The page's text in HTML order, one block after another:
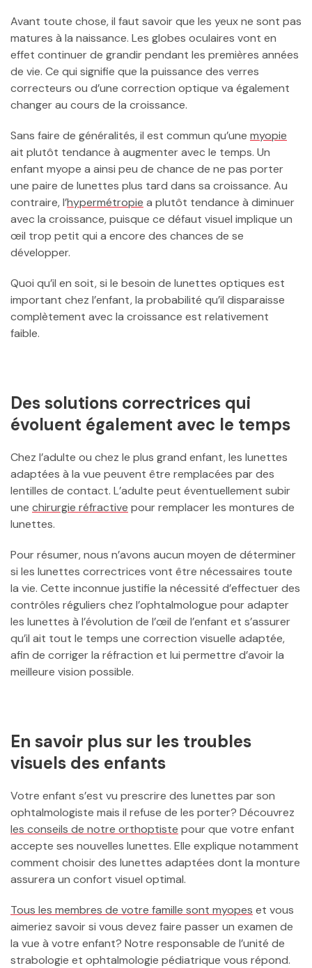
Avant toute chose, il faut savoir que les yeux ne sont pas
matures à la naissance. Les globes oculaires vont en
effet continuer de grandir pendant les premières années
de vie. Ce qui signifie que la puissance des verres
correcteurs ou d’une correction optique va également
changer au cours de la croissance.
Sans faire de généralités, il est commun qu’une myopie
ait plutôt tendance à augmenter avec le temps. Un
enfant myope a ainsi peu de chance de ne pas porter
une paire de lunettes plus tard dans sa croissance. Au
contraire, l’hypermétropie a plutôt tendance à diminuer
avec la croissance, puisque ce défaut visuel implique un
œil trop petit qui a encore des chances de se
développer.
Quoi qu’il en soit, si le besoin de lunettes optiques est
important chez l’enfant, la probabilité qu’il disparaisse
complètement avec la croissance est relativement
faible.
Des solutions correctrices qui
évoluent également avec le temps
Chez l’adulte ou chez le plus grand enfant, les lunettes
adaptées à la vue peuvent être remplacées par des
lentilles de contact. L’adulte peut éventuellement subir
une chirurgie réfractive pour remplacer les montures de
lunettes.
Pour résumer, nous n’avons aucun moyen de déterminer
si les lunettes correctrices vont être nécessaires toute
la vie. Cette inconnue justifie la nécessité d’effectuer des
contrôles réguliers chez l’ophtalmologue pour adapter
les lunettes à l’évolution de l’œil de l’enfant et s’assurer
qu’il ait tout le temps une correction visuelle adaptée,
afin de corriger la réfraction et lui permettre d’avoir la
meilleure vision possible.
En savoir plus sur les troubles
visuels des enfants
Votre enfant s’est vu prescrire des lunettes par son
ophtalmologiste mais il refuse de les porter? Découvrez
les conseils de notre orthoptiste pour que votre enfant
accepte ses nouvelles lunettes. Elle explique notamment
comment choisir des lunettes adaptées dont la monture
assurera un confort visuel optimal.
Tous les membres de votre famille sont myopes et vous
aimeriez savoir si vous devez faire passer un examen de
la vue à votre enfant? Notre responsable de l’unité de
strabologie et ophtalmologie pédiatrique vous répond.